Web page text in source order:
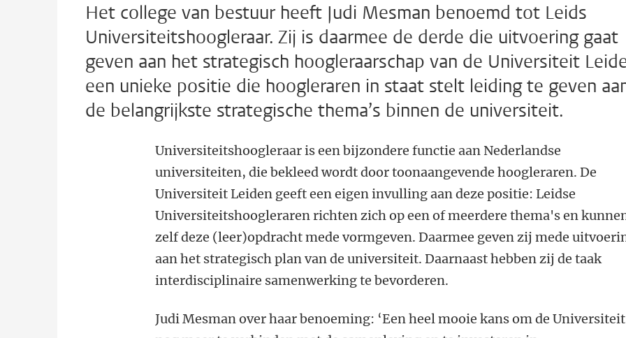
Het college van bestuur heeft Judi Mesman benoemd tot Leids
Universiteitshoogleraar. Zij is daarmee de derde die uitvoering gaat
geven aan het strategisch hoogleraarschap van de Universiteit
een unieke positie die hoogleraren in staat stelt leiding te geven
de belangrijkste strategische thema’s binnen de universiteit.
Universiteitshoogleraar is een bijzondere functie aan Nederlandse
universiteiten, die bekleed wordt door toonaangevende hoogleraren. De
Universiteit Leiden geeft een eigen invulling aan deze positie: Leidse
Universiteitshoogleraren richten zich op een of meerdere thema's en
zelf deze (leer)opdracht mede vormgeven. Daarmee geven zij mede
aan het strategisch plan van de universiteit. Daarnaast hebben zij de taak
interdisciplinaire samenwerking te bevorderen.
Judi Mesman over haar benoeming: ‘Een heel mooie kans om de Universiteit